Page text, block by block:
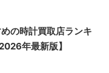
の時計買取店ランキ
年最新版】